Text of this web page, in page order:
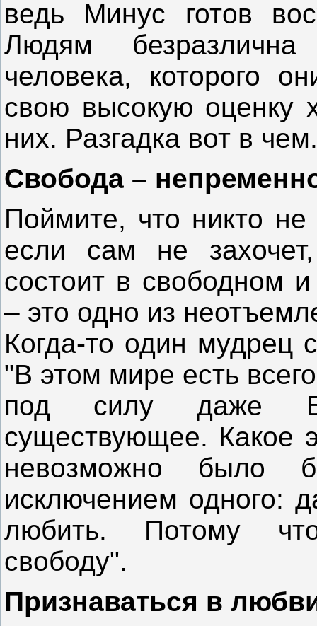
ведь Минус готов
Людям
человека, которого
свою высокую оценку
них. Разгадка вот в чем.
Свобода –
Поймите, что никто
если сам не
состоит в свободном
– это одно из
Когда-то один мудрец
"В этом мире есть
под силу даже
существующее. Какое
невозможно было
исключением одного:
любить. Потому
свободу".
Признаваться в